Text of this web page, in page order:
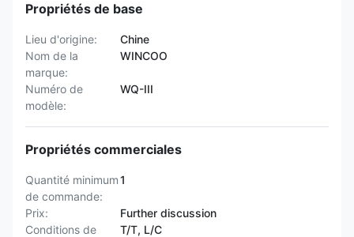
Propriétés de base
Lieu d'origine:
Chine
Nom de la
marque:
WINCOO
Numéro de
modèle:
WQ-III
Propriétés commerciales
Quantité minimum
de commande:
1
Prix:
Further discussion
Conditions de
T/T, L/C